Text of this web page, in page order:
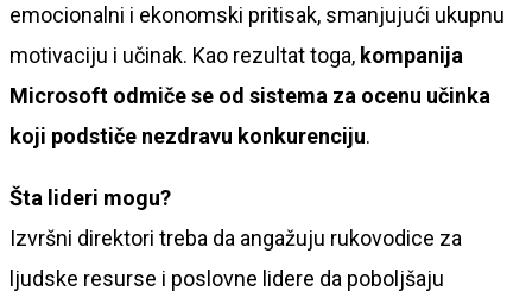
emocionalni i ekonomski pritisak, smanjujući ukupnu
motivaciju i učinak. Kao rezultat toga, kompanija
Microsoft odmiče se od sistema za ocenu učinka
koji podstiče nezdravu konkurenciju.
Šta lideri mogu?
Izvršni direktori treba da angažuju rukovodice za
ljudske resurse i poslovne lidere da poboljšaju